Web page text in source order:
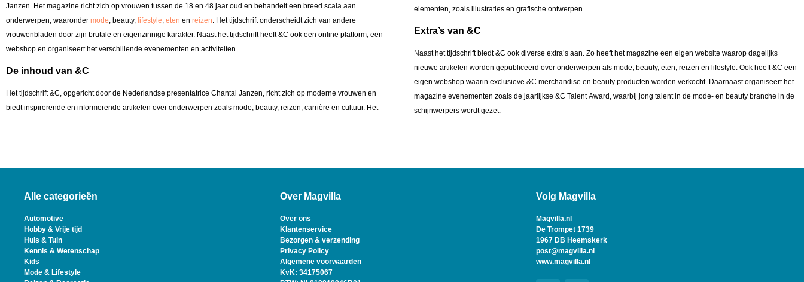
Janzen. Het magazine richt zich op vrouwen tussen de 18 en 48 jaar oud en behandelt een breed scala aan
onderwerpen, waaronder mode, beauty, lifestyle, eten en reizen. Het tijdschrift onderscheidt zich van andere
vrouwenbladen door zijn brutale en eigenzinnige karakter. Naast het tijdschrift heeft &C ook een online platform, een
webshop en organiseert het verschillende evenementen en activiteiten.
De inhoud van &C
Het tijdschrift &C, opgericht door de Nederlandse presentatrice Chantal Janzen, richt zich op moderne vrouwen en
biedt inspirerende en informerende artikelen over onderwerpen zoals mode, beauty, reizen, carrière en cultuur. Het
elementen, zoals illustraties en grafische ontwerpen.
Extra’s van &C
Naast het tijdschrift biedt &C ook diverse extra’s aan. Zo heeft het magazine een eigen website waarop dagelijks
nieuwe artikelen worden gepubliceerd over onderwerpen als mode, beauty, eten, reizen en lifestyle. Ook heeft &C een
eigen webshop waarin exclusieve &C merchandise en beauty producten worden verkocht. Daarnaast organiseert het
magazine evenementen zoals de jaarlijkse &C Talent Award, waarbij jong talent in de mode- en beauty branche in de
schijnwerpers wordt gezet.
Alle categorieën
Automotive
Hobby & Vrije tijd
Huis & Tuin
Kennis & Wetenschap
Kids
Mode & Lifestyle
Over Magvilla
Over ons
Klantenservice
Bezorgen & verzending
Privacy Policy
Algemene voorwaarden
KvK: 34175067
Volg Magvilla
Magvilla.nl
De Trompet 1739
1967 DB Heemskerk
post@magvilla.nl
www.magvilla.nl